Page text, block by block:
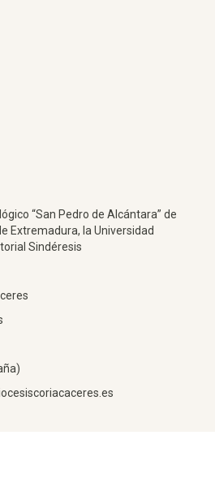
“San Pedro de Alcántara” de
Extremadura, la Universidad
Sindéresis